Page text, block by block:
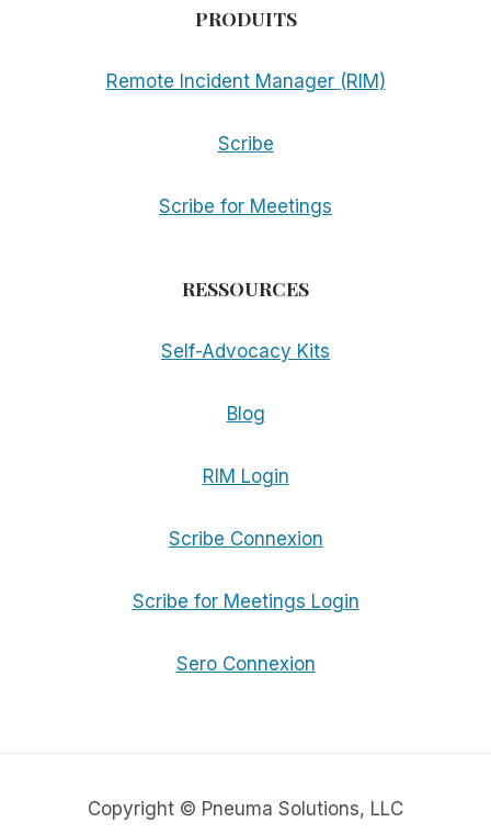
PRODUITS
Remote Incident Manager (RIM)
Scribe
Scribe for Meetings
RESSOURCES
Self-Advocacy Kits
Blog
RIM Login
Scribe Connexion
Scribe for Meetings Login
Sero Connexion
Copyright © Pneuma Solutions, LLC